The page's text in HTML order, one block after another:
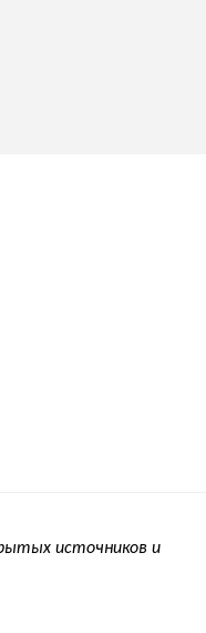
источников и